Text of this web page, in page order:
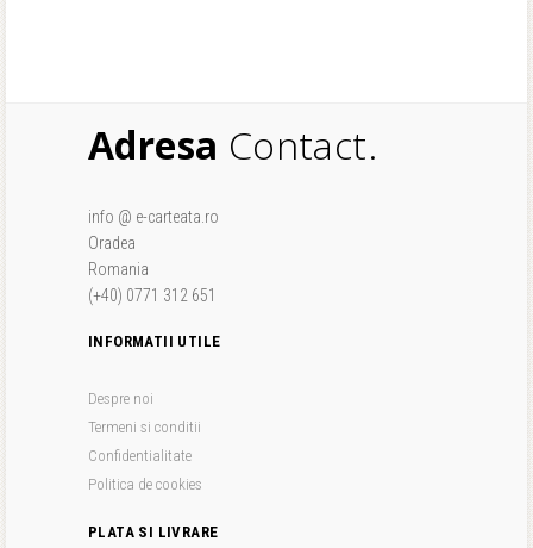
Adresa Contact.
info @ e-carteata.ro
Oradea
Romania
(+40) 0771 312 651
INFORMATII UTILE
Despre noi
Termeni si conditii
Confidentialitate
Politica de cookies
PLATA SI LIVRARE